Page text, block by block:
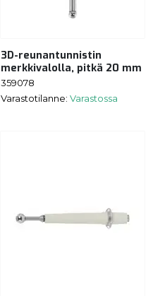
3D-reunantunnistin
merkkivalolla, pitkä 20 mm
359078
Varastotilanne: Varastossa